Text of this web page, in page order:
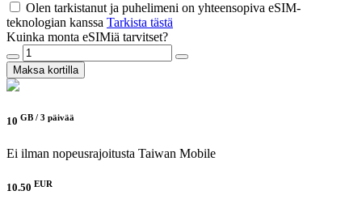
Olen tarkistanut ja puhelimeni on yhteensopiva eSIM-
teknologian kanssa Tarkista tästä
Kuinka monta eSIMiä tarvitset?
Maksa kortilla
10 GB / 3 päivää
Ei ilman nopeusrajoitusta Taiwan Mobile
10.50 EUR